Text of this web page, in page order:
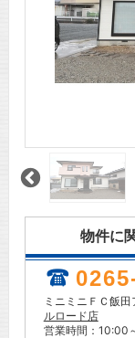
物件に
ミニミニＦＣ飯
ルロード店
営業時間：10:00